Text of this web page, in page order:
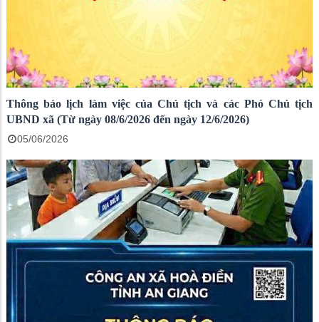
Thông báo lịch làm việc của Chủ tịch và các Phó Chủ tịch
UBND xã (Từ ngày 08/6/2026 đến ngày 12/6/2026)
05/06/2026